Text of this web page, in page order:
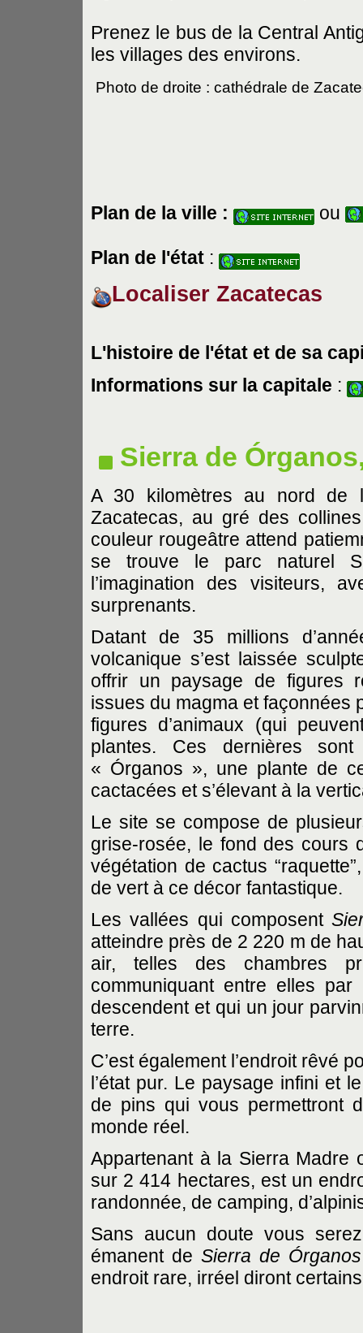
Prenez le bus de la Central
les villages des environs.
Photo de droite : cathédrale de
Plan de la ville : ou
Plan de l'état :
Localiser Zacatecas
L'histoire de l'état et de sa
Informations sur la capitale :
Sierra de
A 30 kilomètres au nord de
Zacatecas, au gré des
couleur rougeâtre attend
se trouve le parc naturel
l’imagination des visiteurs,
surprenants.
Datant de 35 millions
volcanique s’est laissée
offrir un paysage de figures
issues du magma et façonnées
figures d’animaux (qui
plantes. Ces dernières sont
« Órganos », une plante de
cactacées et s’élevant à la
Le site se compose de
grise-rosée, le fond des cours
végétation de cactus
de vert à ce décor fantastique.
Les vallées qui composent
atteindre près de 2 220 m de
air, telles des chambres
communiquant entre elles
descendent et qui un jour
terre.
C’est également l’endroit rêvé
l’état pur. Le paysage infini et
de pins qui vous permettront
monde réel.
Appartenant à la Sierra Madre
sur 2 414 hectares, est un
randonnée, de camping,
Sans aucun doute vous
émanent de Sierra de
endroit rare, irréel diront